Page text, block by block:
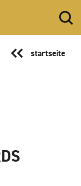
startseite